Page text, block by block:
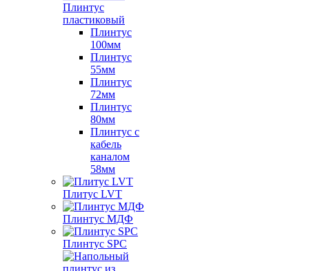
Плинтус
пластиковый
Плинтус
100мм
Плинтус
55мм
Плинтус
72мм
Плинтус
80мм
Плинтус с
кабель
каналом
58мм
Плитус LVT
Плинтус МДФ
Плинтус SPC